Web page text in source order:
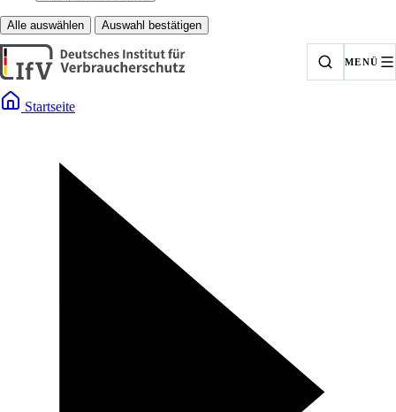
Alle auswählen Auswahl bestätigen
MENÜ
Startseite